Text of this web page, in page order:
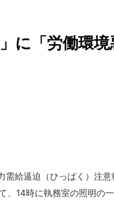
に「労働環
需給逼迫（ひっぱく）注
、14時に執務室の照明の